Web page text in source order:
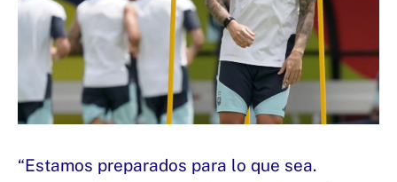
“Estamos preparados para lo que sea.